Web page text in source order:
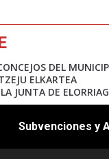
DEL
ELKARTEA
JUNTA DE
Subvenciones y